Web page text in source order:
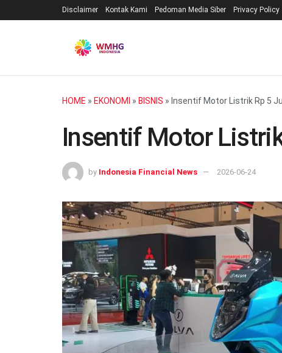
Disclaimer Kontak Kami Pedoman Media Siber Privacy Policy
HOME » EKONOMI » BISNIS » Insentif Motor Listrik Rp 5
Insentif Motor
by Indonesia Financial News 2026-06-24